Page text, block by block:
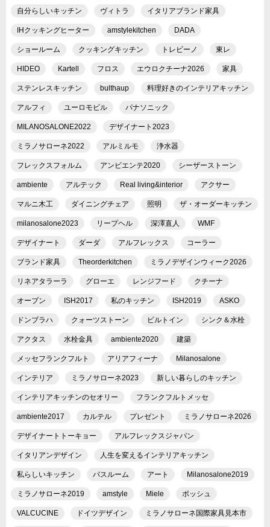
自分らしいキッチン ヴィトラ イタリアブランド家具
IHクッキングヒーター amstylekitchen DADA
ショールーム クッキングキッチン トレビーノ 東レ
HIDEO Kartell フロス エウロクチーナ2026 家具
ステンレスキッチン bulthaup 料理好きのインテリアキッチン
アルフィ ユーロモビル パナソニック
MILANOSALONE2022 デザイナート2023
ミラノサローネ2022 アルミルモ 浄水器
フレックスフォルム アンビエンテ2020 シーザーストーン
ambiente アルテック Real living&interior アクサー
マルニ木工 ダイニングチェア 照明 ザ・オーダーキッチン
milanosalone2023 リープヘル 深澤直人 WMF
デザイナート ダーダ アルフレックス コーラー
ブランド家具 Theorderkitchen ミラノデザインウィーク2026
リネアタラーラ グローエ レンジフード クチーナ
オーブン ISH2017 私のキッチン ISH2019 ASKO
ドンブラハ クォーツストーン ビルトイン シンク＆水栓
アクタス 水栓金具 ambiente2020 建築
メッセフランクフルト アリアフィーナ Milanosalone
インテリア ミラノサローネ2023 新しい暮らしのキッチン
インテリアキッチンのセオリー フランクフルトメッセ
ambiente2017 カルテル プレゼント ミラノサローネ2026
デザイナートトーキョー アルフレックスジャパン
イタリアンデザイン 人生を変えるインテリアキッチン
私らしいキッチン バスルーム アート Milanosalone2019
ミラノサローネ2019 amstyle Miele ボッシュ
VALCUCINE ドイツデザイン ミラノサローネ国際家具見本市